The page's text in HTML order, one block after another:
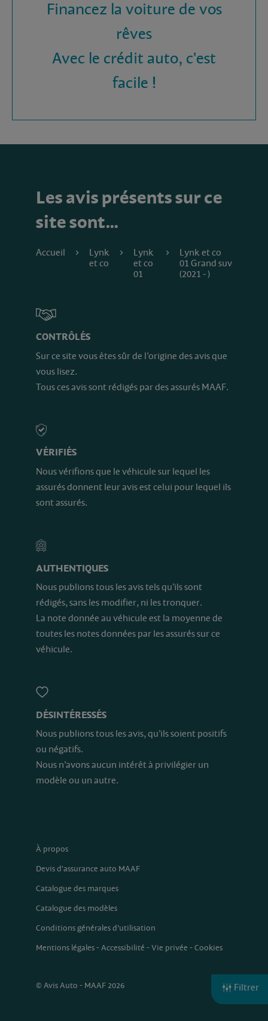
Filtrer
Financez la voiture de vos
rêves
Avec le crédit auto, c'est
facile !
Les avis présents sur ce
site sont…
Accueil
Lynk
et co
Lynk
et co
01
Lynk et co
01 Grand suv
(2021 - )
CONTRÔLÉS
Sur ce site vous êtes sûr de l’origine des avis que
vous lisez.
Tous ces avis sont rédigés par des assurés MAAF.
VÉRIFIÉS
Nous vérifions que le véhicule sur lequel les
assurés donnent leur avis est celui pour lequel ils
sont assurés.
AUTHENTIQUES
Nous publions tous les avis tels qu’ils sont
rédigés, sans les modifier, ni les tronquer.
La note donnée au véhicule est la moyenne de
toutes les notes données par les assurés sur ce
véhicule.
DÉSINTÉRESSÉS
Nous publions tous les avis, qu’ils soient positifs
ou négatifs.
Nous n’avons aucun intérêt à privilégier un
modèle ou un autre.
À propos
Devis d'assurance auto MAAF
Catalogue des marques
Catalogue des modèles
Conditions générales d’utilisation
Mentions légales-Accessibilité -Vie privée -Cookies
© Avis Auto - MAAF 2026